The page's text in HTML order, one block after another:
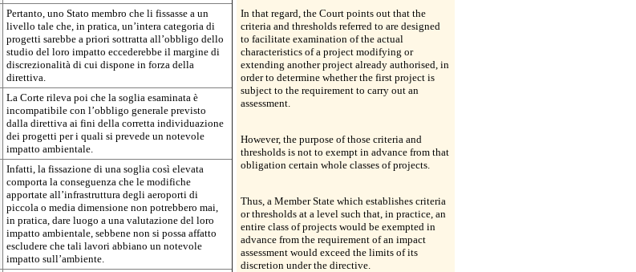
Pertanto, uno Stato membro che li fissasse a un
livello tale che, in pratica, un’intera categoria di
progetti sarebbe a priori sottratta all’obbligo dello
studio del loro impatto eccederebbe il margine di
discrezionalità di cui dispone in forza della
direttiva.
La Corte rileva poi che la soglia esaminata è
incompatibile con l’obbligo generale previsto
dalla direttiva ai fini della corretta individuazione
dei progetti per i quali si prevede un notevole
impatto ambientale.
Infatti, la fissazione di una soglia così elevata
comporta la conseguenza che le modifiche
apportate all’infrastruttura degli aeroporti di
piccola o media dimensione non potrebbero mai,
in pratica, dare luogo a una valutazione del loro
impatto ambientale, sebbene non si possa affatto
escludere che tali lavori abbiano un notevole
impatto sull’ambiente.
In that regard, the Court points out that the
criteria and thresholds referred to are designed
to facilitate examination of the actual
characteristics of a project modifying or
extending another project already authorised, in
order to determine whether the first project is
subject to the requirement to carry out an
assessment.
However, the purpose of those criteria and
thresholds is not to exempt in advance from that
obligation certain whole classes of projects.
Thus, a Member State which establishes criteria
or thresholds at a level such that, in practice, an
entire class of projects would be exempted in
advance from the requirement of an impact
assessment would exceed the limits of its
discretion under the directive.